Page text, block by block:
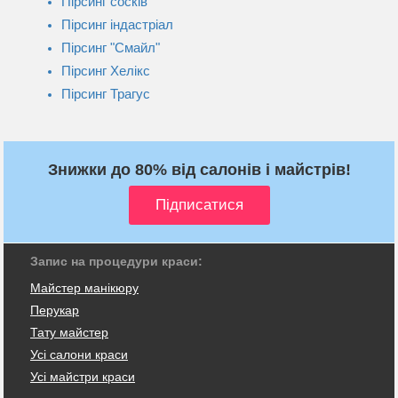
Пірсинг індастріал
Пірсинг "Смайл"
Пірсинг Хелікс
Пірсинг Трагус
Знижки до 80% від салонів і майстрів!
Запис на процедури краси:
Майстер манікюру
Перукар
Тату майстер
Усі салони краси
Усі майстри краси